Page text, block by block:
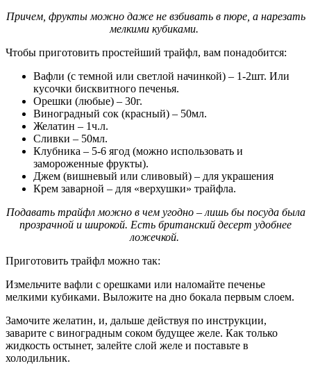
Причем, фрукты можно даже не взбивать в пюре, а нарезать
мелкими кубиками.
Чтобы приготовить простейший трайфл, вам понадобится:
Вафли (с темной или светлой начинкой) – 1-2шт. Или
кусочки бисквитного печенья.
Орешки (любые) – 30г.
Виноградный сок (красный) – 50мл.
Желатин – 1ч.л.
Сливки – 50мл.
Клубника – 5-6 ягод (можно использовать и
замороженные фрукты).
Джем (вишневый или сливовый) – для украшения
Крем заварной – для «верхушки» трайфла.
Подавать трайфл можно в чем угодно – лишь бы посуда была
прозрачной и широкой. Есть британский десерт удобнее
ложечкой.
Приготовить трайфл можно так:
Измельчите вафли с орешками или наломайте печенье
мелкими кубиками. Выложите на дно бокала первым слоем.
Замочите желатин, и, дальше действуя по инструкции,
заварите с виноградным соком будущее желе. Как только
жидкость остынет, залейте слой желе и поставьте в
холодильник.